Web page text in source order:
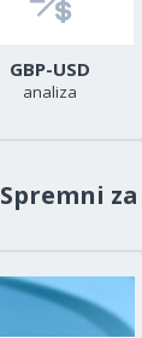
GBP-USD
analiza
Spremni